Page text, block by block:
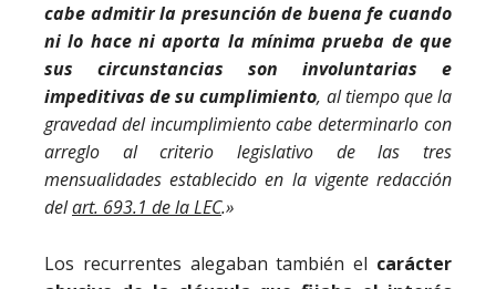
cabe admitir la presunción de buena fe cuando
ni lo hace ni aporta la mínima prueba de que
sus circunstancias son involuntarias e
impeditivas de su cumplimiento, al tiempo que la
gravedad del incumplimiento cabe determinarlo con
arreglo al criterio legislativo de las tres
mensualidades establecido en la vigente redacción
delart. 693.1 de la LEC.»
Los recurrentes alegaban también el carácter